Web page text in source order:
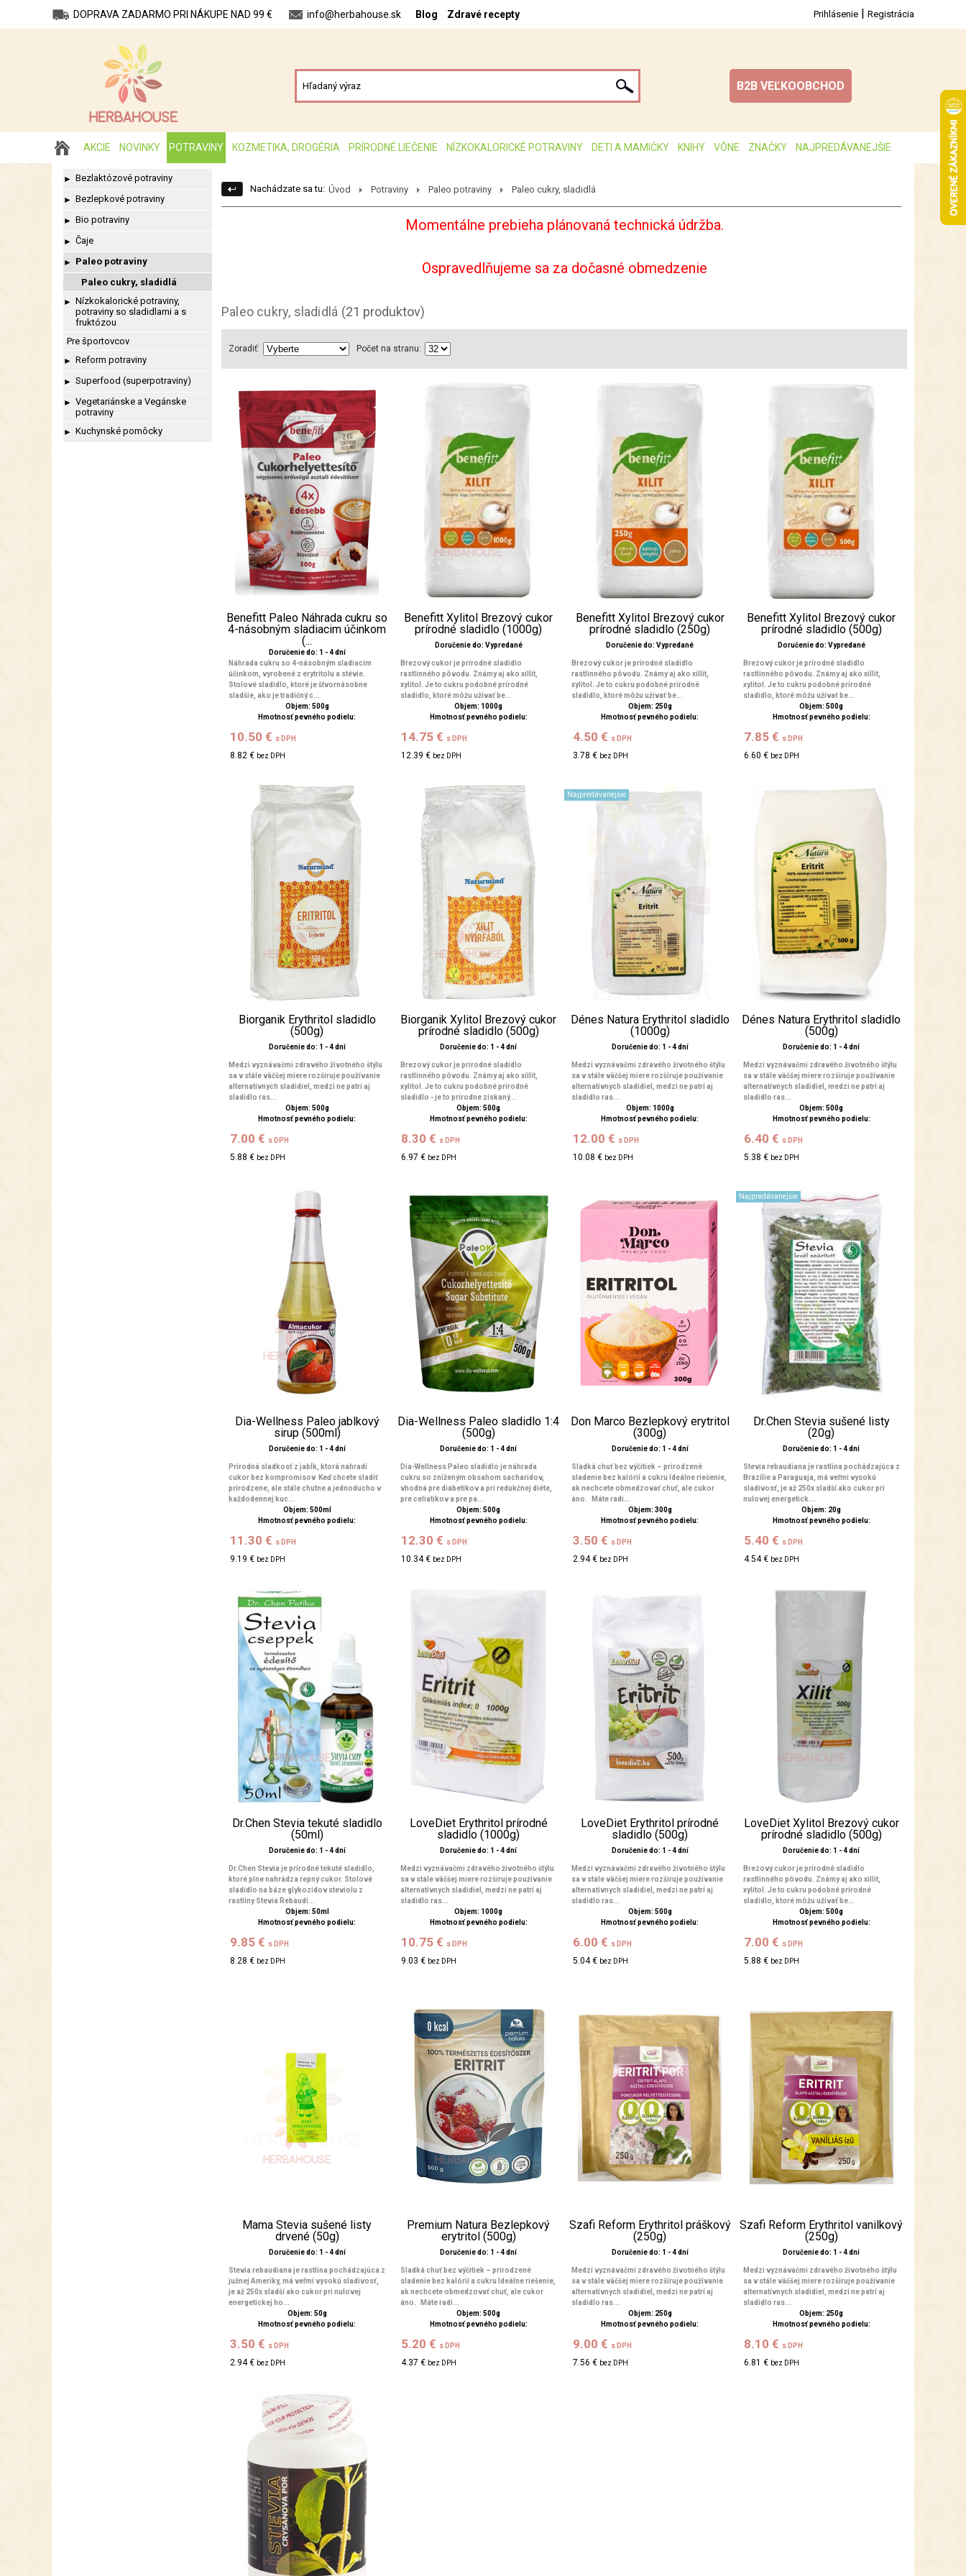
DOPRAVA ZADARMO PRI NÁKUPE NAD 99 € info@herbahouse.sk Blog Zdravé recepty Prihlásenie | Registrácia
B2B VEĽKOOBCHOD
AKCIE NOVINKY POTRAVINY KOZMETIKA, DROGÉRIA PRÍRODNÉ LIEČENIE NÍZKOKALORICKÉ POTRAVINY DETI A MAMIČKY KNIHY VÔNE ZNAČKY NAJPREDÁVANEJŠIE
► Bezlaktózové potraviny
► Bezlepkové potraviny
► Bio potraviny
► Čaje
► Paleo potraviny
Paleo cukry, sladidlá
► Nízkokalorické potraviny,
potraviny so sladidlami a s
fruktózou
Pre športovcov
► Reform potraviny
► Superfood (superpotraviny)
► Vegetariánske a Vegánske
potraviny
► Kuchynské pomôcky
Nachádzate sa tu: Úvod Potraviny Paleo potraviny Paleo cukry, sladidlá
Momentálne prebieha plánovaná technická údržba.
Ospravedlňujeme sa za dočasné obmedzenie
Paleo cukry, sladidlá (21 produktov)
Zoradiť: Počet na stranu:
Benefitt Paleo Náhrada cukru so
4-násobným sladiacim účinkom
(...
Doručenie do: 1 - 4 dní
Náhrada cukru so 4-násobným sladiacim
účinkom, vyrobené z erytritolu a stévie.
Stolové sladidlo, ktoré je štvornásobne
sladšie, ako je tradičný c...
Objem: 500g
Hmotnosť pevného podielu:
10.50 € s DPH
8.82 € bez DPH
Benefitt Xylitol Brezový cukor
prírodné sladidlo (1000g)
Doručenie do: Vypredané
Brezový cukor je prírodné sladidlo
rastlinného pôvodu. Známy aj ako xillit,
xylitol. Je to cukru podobné prírodné
sladidlo, ktoré môžu užívať be...
Objem: 1000g
Hmotnosť pevného podielu:
14.75 € s DPH
12.39 € bez DPH
Benefitt Xylitol Brezový cukor
prírodné sladidlo (250g)
Doručenie do: Vypredané
Brezový cukor je prírodné sladidlo
rastlinného pôvodu. Známy aj ako xillit,
xylitol. Je to cukru podobné prírodné
sladidlo, ktoré môžu užívať be...
Objem: 250g
Hmotnosť pevného podielu:
4.50 € s DPH
3.78 € bez DPH
Benefitt Xylitol Brezový cukor
prírodné sladidlo (500g)
Doručenie do: Vypredané
Brezový cukor je prírodné sladidlo
rastlinného pôvodu. Známy aj ako xillit,
xylitol. Je to cukru podobné prírodné
sladidlo, ktoré môžu užívať be...
Objem: 500g
Hmotnosť pevného podielu:
7.85 € s DPH
6.60 € bez DPH
Biorganik Erythritol sladidlo
(500g)
Doručenie do: 1 - 4 dní
Medzi vyznávačmi zdravého životného štýlu
sa v stále väčšej miere rozširuje používanie
alternatívnych sladidiel, medzi ne patrí aj
sladidlo ras...
Objem: 500g
Hmotnosť pevného podielu:
7.00 € s DPH
5.88 € bez DPH
Biorganik Xylitol Brezový cukor
prírodné sladidlo (500g)
Doručenie do: 1 - 4 dní
Brezový cukor je prírodné sladidlo
rastlinného pôvodu. Známy aj ako xillit,
xylitol. Je to cukru podobné prírodné
sladidlo - je to prírodne získaný...
Objem: 500g
Hmotnosť pevného podielu:
8.30 € s DPH
6.97 € bez DPH
Najpredávanejšie
Dénes Natura Erythritol sladidlo
(1000g)
Doručenie do: 1 - 4 dní
Medzi vyznávačmi zdravého životného štýlu
sa v stále väčšej miere rozširuje používanie
alternatívnych sladidiel, medzi ne patrí aj
sladidlo ras...
Objem: 1000g
Hmotnosť pevného podielu:
12.00 € s DPH
10.08 € bez DPH
Dénes Natura Erythritol sladidlo
(500g)
Doručenie do: 1 - 4 dní
Medzi vyznávačmi zdravého životného štýlu
sa v stále väčšej miere rozširuje používanie
alternatívnych sladidiel, medzi ne patrí aj
sladidlo ras...
Objem: 500g
Hmotnosť pevného podielu:
6.40 € s DPH
5.38 € bez DPH
Dia-Wellness Paleo jablkový
sirup (500ml)
Doručenie do: 1 - 4 dní
Prírodná sladkosť z jabĺk, ktorá nahradí
cukor bez kompromisov Keď chcete sladiť
prirodzene, ale stále chutne a jednoducho v
každodennej kuc...
Objem: 500ml
Hmotnosť pevného podielu:
11.30 € s DPH
9.19 € bez DPH
Dia-Wellness Paleo sladidlo 1:4
(500g)
Doručenie do: 1 - 4 dní
Dia-Wellness Paleo sladidlo je náhrada
cukru so zníženým obsahom sacharidov,
vhodná pre diabetikov a pri redukčnej diéte,
pre celiatikov a pre pa...
Objem: 500g
Hmotnosť pevného podielu:
12.30 € s DPH
10.34 € bez DPH
Don Marco Bezlepkový erytritol
(300g)
Doručenie do: 1 - 4 dní
Sladká chuť bez výčitiek – prirodzené
sladenie bez kalórií a cukru Ideálne riešenie,
ak nechcete obmedzovať chuť, ale cukor
áno. Máte radi...
Objem: 300g
Hmotnosť pevného podielu:
3.50 € s DPH
2.94 € bez DPH
Najpredávanejšie
Dr.Chen Stevia sušené listy
(20g)
Doručenie do: 1 - 4 dní
Stevia rebaudiana je rastlina pochádzajúca z
Brazílie a Paraguaja, má veľmi vysokú
sladivosť, je až 250x sladší ako cukor pri
nulovej energetick...
Objem: 20g
Hmotnosť pevného podielu:
5.40 € s DPH
4.54 € bez DPH
Dr.Chen Stevia tekuté sladidlo
(50ml)
Doručenie do: 1 - 4 dní
Dr.Chen Stevia je prírodné tekuté sladidlo,
ktoré plne nahrádza repný cukor. Stolové
sladidlo na báze glykozidov steviolu z
rastliny Stevia Rebaudi...
Objem: 50ml
Hmotnosť pevného podielu:
9.85 € s DPH
8.28 € bez DPH
LoveDiet Erythritol prírodné
sladidlo (1000g)
Doručenie do: 1 - 4 dní
Medzi vyznávačmi zdravého životného štýlu
sa v stále väčšej miere rozširuje používanie
alternatívnych sladidiel, medzi ne patrí aj
sladidlo ras...
Objem: 1000g
Hmotnosť pevného podielu:
10.75 € s DPH
9.03 € bez DPH
LoveDiet Erythritol prírodné
sladidlo (500g)
Doručenie do: 1 - 4 dní
Medzi vyznávačmi zdravého životného štýlu
sa v stále väčšej miere rozširuje používanie
alternatívnych sladidiel, medzi ne patrí aj
sladidlo ras...
Objem: 500g
Hmotnosť pevného podielu:
6.00 € s DPH
5.04 € bez DPH
LoveDiet Xylitol Brezový cukor
prírodné sladidlo (500g)
Doručenie do: 1 - 4 dní
Brezový cukor je prírodné sladidlo
rastlinného pôvodu. Známy aj ako xillit,
xylitol. Je to cukru podobné prírodné
sladidlo, ktoré môžu užívať be...
Objem: 500g
Hmotnosť pevného podielu:
7.00 € s DPH
5.88 € bez DPH
Mama Stevia sušené listy
drvené (50g)
Doručenie do: 1 - 4 dní
Stevia rebaudiana je rastlina pochádzajúca z
južnej Ameriky, má veľmi vysokú sladivosť,
je až 250x sladší ako cukor pri nulovej
energetickej ho...
Objem: 50g
Hmotnosť pevného podielu:
3.50 € s DPH
2.94 € bez DPH
Premium Natura Bezlepkový
erytritol (500g)
Doručenie do: 1 - 4 dní
Sladká chuť bez výčitiek – prirodzené
sladenie bez kalórií a cukru Ideálne riešenie,
ak nechcete obmedzovať chuť, ale cukor
áno. Máte radi...
Objem: 500g
Hmotnosť pevného podielu:
5.20 € s DPH
4.37 € bez DPH
Szafi Reform Erythritol práškový
(250g)
Doručenie do: 1 - 4 dní
Medzi vyznávačmi zdravého životného štýlu
sa v stále väčšej miere rozširuje používanie
alternatívnych sladidiel, medzi ne patrí aj
sladidlo ras...
Objem: 250g
Hmotnosť pevného podielu:
9.00 € s DPH
7.56 € bez DPH
Szafi Reform Erythritol vanilkový
(250g)
Doručenie do: 1 - 4 dní
Medzi vyznávačmi zdravého životného štýlu
sa v stále väčšej miere rozširuje používanie
alternatívnych sladidiel, medzi ne patrí aj
sladidlo ras...
Objem: 250g
Hmotnosť pevného podielu:
8.10 € s DPH
6.81 € bez DPH